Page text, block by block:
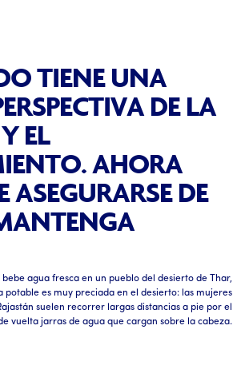
TIENE UNA
DE LA
EL
AHORA
ASEGURARSE DE
bebe agua fresca en un pueblo del desierto de Thar,
potable es muy preciada en el desierto: las mujeres
suelen recorrer largas distancias a pie por el
vuelta jarras de agua que cargan sobre la cabeza.